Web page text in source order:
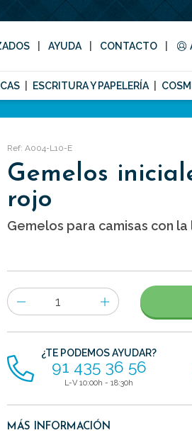
AYUDA CONTACTO
ESCRITURA Y PAPELERÍA
Ref: A004-L10-E
Gemelos
rojo
Gemelos para camisas con la
Número
de
artículos
¿TE PODEMOS AYUDAR?
91 435 36 56
L-V 10:00h - 18:30h
MÁS INFORMACIÓN